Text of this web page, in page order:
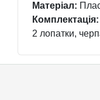
Матеріал:
Комплектація:
2 лопатки,